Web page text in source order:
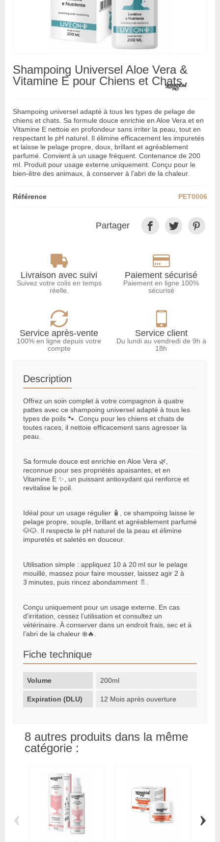
Shampoing Universel Aloe Vera &
Vitamine E pour Chiens et Chats
Shampoing universel adapté à tous les types de pelage de
chiens et chats. Sa formule douce enrichie en Aloe Vera et en
Vitamine E nettoie en profondeur sans irriter la peau, tout en
respectant le pH naturel. Il élimine efficacement les impuretés
et laisse le pelage propre, doux, brillant et agréablement
parfumé. Convient à un usage fréquent. Contenance de 200
ml. Produit pour usage externe uniquement. Conçu pour le
bien-être des animaux, à conserver à l’abri de la chaleur.
Référence PET0006
Partager
Livraison avec suivi
Suivez votre colis en temps
réelle.
Paiement sécurisé
Paiement en ligne 100%
sécurisé
Service après-vente
100% en ligne depuis votre
compte
Service client
Du lundi au vendredi de 9h à
18h
Description
Offrez un soin complet à votre compagnon à quatre
pattes avec ce shampoing universel adapté à tous les
types de poils 🐾. Conçu pour les chiens et chats de
toutes races, il nettoie efficacement sans agresser la
peau.
Sa formule douce est enrichie en Aloe Vera 🌿,
reconnue pour ses propriétés apaisantes, et en
Vitamine E ✨, un puissant antioxydant qui renforce et
revitalise le poil.
Idéal pour un usage régulier 🧴, ce shampoing laisse le
pelage propre, souple, brillant et agréablement parfumé
🐶🐱. Il respecte le pH naturel de la peau et élimine
impuretés et saletés en douceur.
Utilisation simple : appliquez 10 à 20 ml sur le pelage
mouillé, massez pour faire mousser, laissez agir 2 à
3 minutes, puis rincez abondamment 🚿.
Conçu uniquement pour un usage externe. En cas
d'irritation, cessez l’utilisation et consultez un
vétérinaire. À conserver dans un endroit frais, sec et à
l’abri de la chaleur ❄️🔥.
Fiche technique
Volume 200ml
Expiration (DLU) 12 Mois après ouverture
8 autres produits dans la même
catégorie :
‹ ›